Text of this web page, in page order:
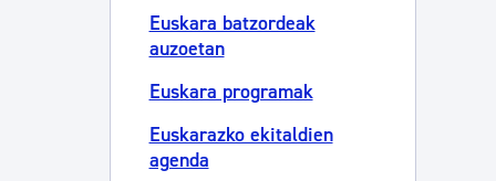
Euskara batzordeak
auzoetan
Euskara programak
Euskarazko ekitaldien
agenda